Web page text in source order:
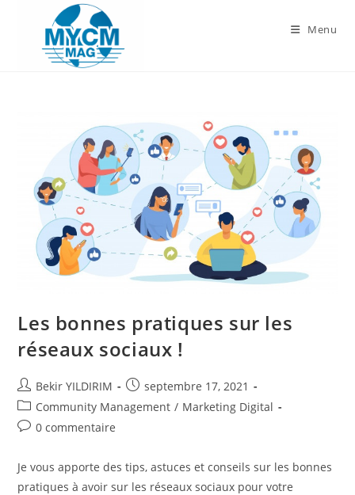
Menu
Les bonnes pratiques sur les
réseaux sociaux !
Auteur/autrice
de
la
publication :
Bekir YILDIRIM
Publication
publiée :
septembre 17, 2021
Post
category:
Community Management / Marketing Digital
Commentaires
la
publication :
0 commentaire
Je vous apporte des tips, astuces et conseils sur les bonnes
pratiques à avoir sur les réseaux sociaux pour votre